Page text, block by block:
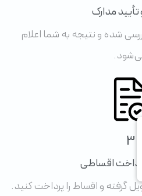
تأیید مدارک
شده و نتیجه به شما اعلام
3
اقساطی
گرفته و اقساط را پرداخت کنید.